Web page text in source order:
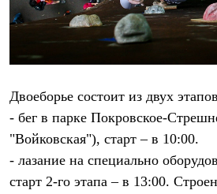
Рубашки
Толстовки
Брюки
Теплое термобелье
Среднее термобелье
Легкое термобелье
Флисовая одежда
Брюки
Детская одежда
Двоеборье состоит из двух
- бег в парке Покровское-
"Войковская"), старт – в 10:00.
- лазание на специально
старт 2-го этапа – в 13:00.